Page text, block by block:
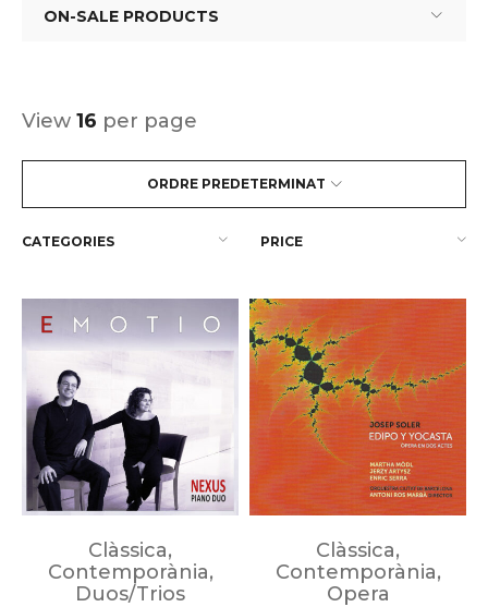
ON-SALE PRODUCTS
ORDRE PREDETERMINAT
View 16 per page
CATEGORIES PRICE
Clàssica,
Contemporània,
Duos/Trios
Clàssica,
Contemporània,
Opera